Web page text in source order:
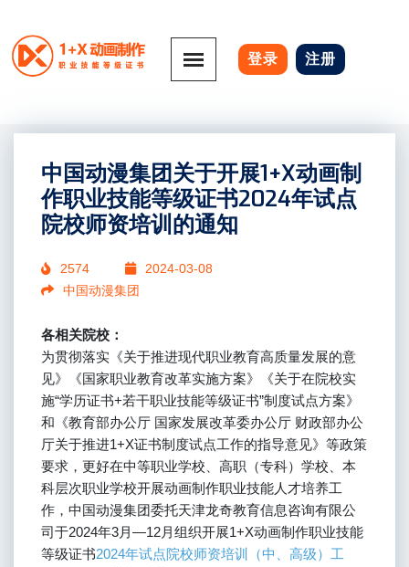
登录 注册
中国动漫集团关于开展1+X动画制
作职业技能等级证书2024年试点
院校师资培训的通知
2574
2024-03-08
中国动漫集团
各相关院校：
为贯彻落实《关于推进现代职业教育高质量发展的意
见》《国家职业教育改革实施方案》《关于在院校实
施“学历证书+若干职业技能等级证书”制度试点方案》
和《教育部办公厅 国家发展改革委办公厅 财政部办公
厅关于推进1+X证书制度试点工作的指导意见》等政策
要求，更好在中等职业学校、高职（专科）学校、本
科层次职业学校开展动画制作职业技能人才培养工
作，中国动漫集团委托天津龙奇教育信息咨询有限公
司于2024年3月—12月组织开展1+X动画制作职业技能
等级证书2024年试点院校师资培训（中、高级）工